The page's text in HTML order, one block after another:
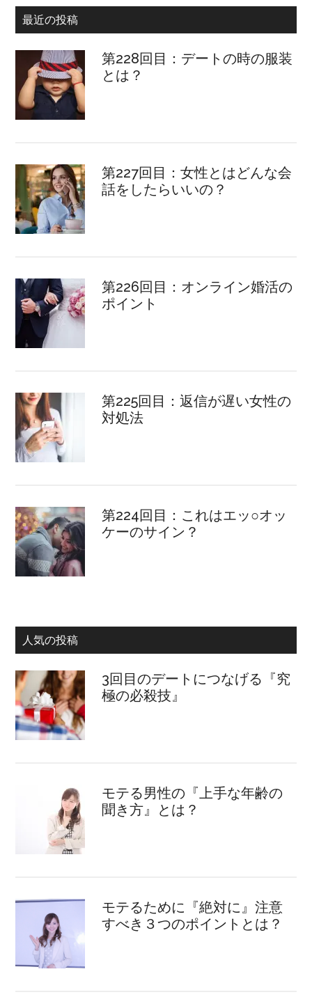
最近の投稿
第228回目：デートの時の服装
とは？
第227回目：女性とはどんな会
話をしたらいいの？
第226回目：オンライン婚活の
ポイント
第225回目：返信が遅い女性の
対処法
第224回目：これはエッ○オッ
ケーのサイン？
人気の投稿
3回目のデートにつなげる『究
極の必殺技』
モテる男性の『上手な年齢の
聞き方』とは？
モテるために『絶対に』注意
すべき３つのポイントとは？